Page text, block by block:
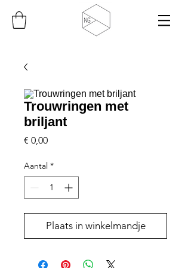
Trouwringen met
briljant
€ 0,00Prijs
Aantal *
Plaats in winkelmandje